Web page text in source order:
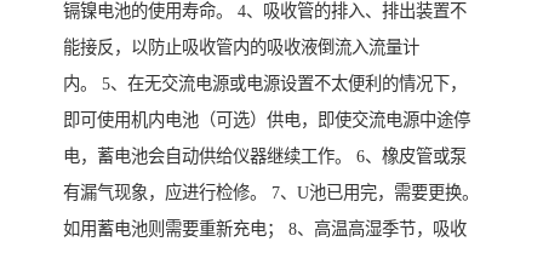
镉镍电池的使用寿命。 4、吸收管的排入、排出装置不
能接反，以防止吸收管内的吸收液倒流入流量计
内。 5、在无交流电源或电源设置不太便利的情况下，
即可使用机内电池（可选）供电，即使交流电源中途停
电，蓄电池会自动供给仪器继续工作。 6、橡皮管或泵
有漏气现象，应进行检修。 7、U池已用完，需要更换。
如用蓄电池则需要重新充电； 8、高温高湿季节，吸收